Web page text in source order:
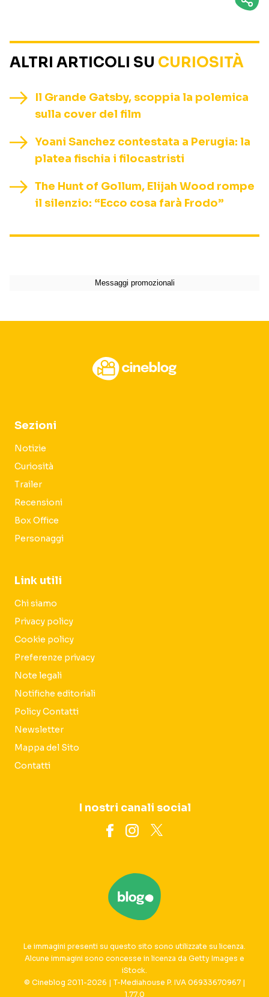
ALTRI ARTICOLI SU CURIOSITÀ
Il Grande Gatsby, scoppia la polemica
sulla cover del film
Yoani Sanchez contestata a Perugia: la
platea fischia i filocastristi
The Hunt of Gollum, Elijah Wood rompe
il silenzio: “Ecco cosa farà Frodo”
Sezioni
Notizie
Curiosità
Trailer
Recensioni
Box Office
Personaggi
Link utili
Chi siamo
Privacy policy
Cookie policy
Preferenze privacy
Note legali
Notifiche editoriali
Policy Contatti
Newsletter
Mappa del Sito
Contatti
I nostri canali social
Le immagini presenti su questo sito sono utilizzate su licenza.
Alcune immagini sono concesse in licenza da Getty Images e
iStock.
© Cineblog 2011-2026 | T-Mediahouse P. IVA 06933670967 |
1.77.0